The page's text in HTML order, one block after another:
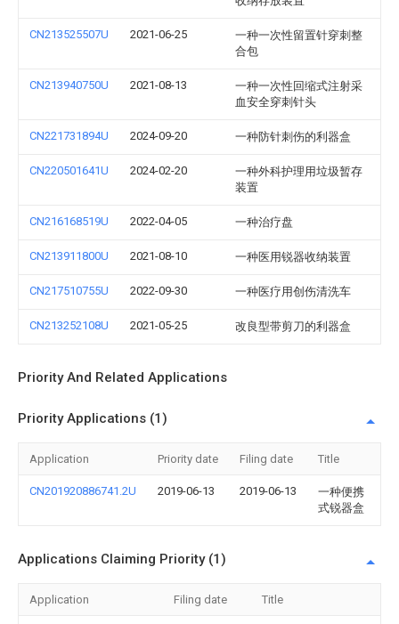
CN213525507U 2021-06-25
一种一次性留置针穿刺整
合包
CN213940750U 2021-08-13
一种一次性回缩式注射采
血安全穿刺针头
CN221731894U 2024-09-20 一种防针刺伤的利器盒
CN220501641U 2024-02-20
一种外科护理用垃圾暂存
装置
CN216168519U 2022-04-05 一种治疗盘
CN213911800U 2021-08-10 一种医用锐器收纳装置
CN217510755U 2022-09-30 一种医疗用创伤清洗车
CN213252108U 2021-05-25 改良型带剪刀的利器盒
Priority And Related Applications
Priority Applications (1)
Application Priority date Filing date Title
CN201920886741.2U 2019-06-13 2019-06-13
一种便携
式锐器盒
Applications Claiming Priority (1)
Application Filing date Title